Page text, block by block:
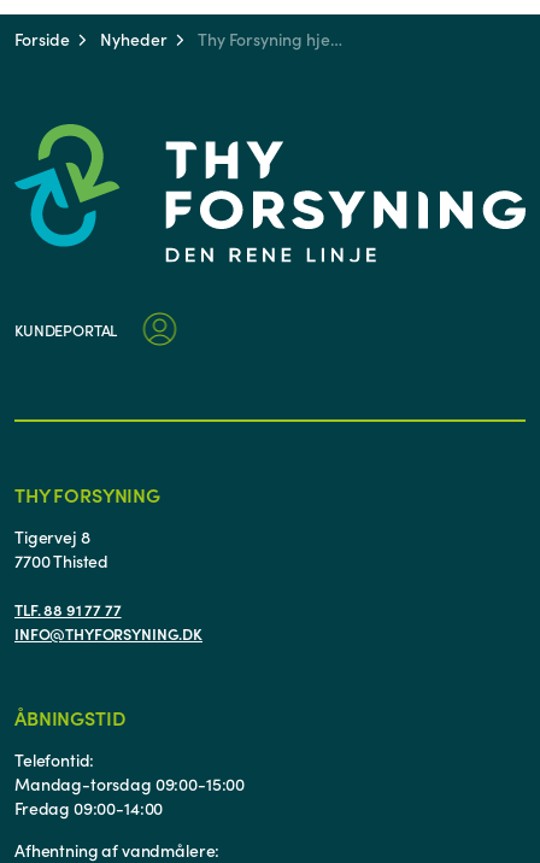
Forside Nyheder Thy Forsyning hjemtager affaldsindsamlingen i Thisted Kommune
KUNDEPORTAL
THY FORSYNING
Tigervej 8
7700 Thisted
TLF. 88 91 77 77
INFO@THYFORSYNING.DK
ÅBNINGSTID
Telefontid:
Mandag-torsdag 09:00-15:00
Fredag 09:00-14:00
Afhentning af vandmålere: